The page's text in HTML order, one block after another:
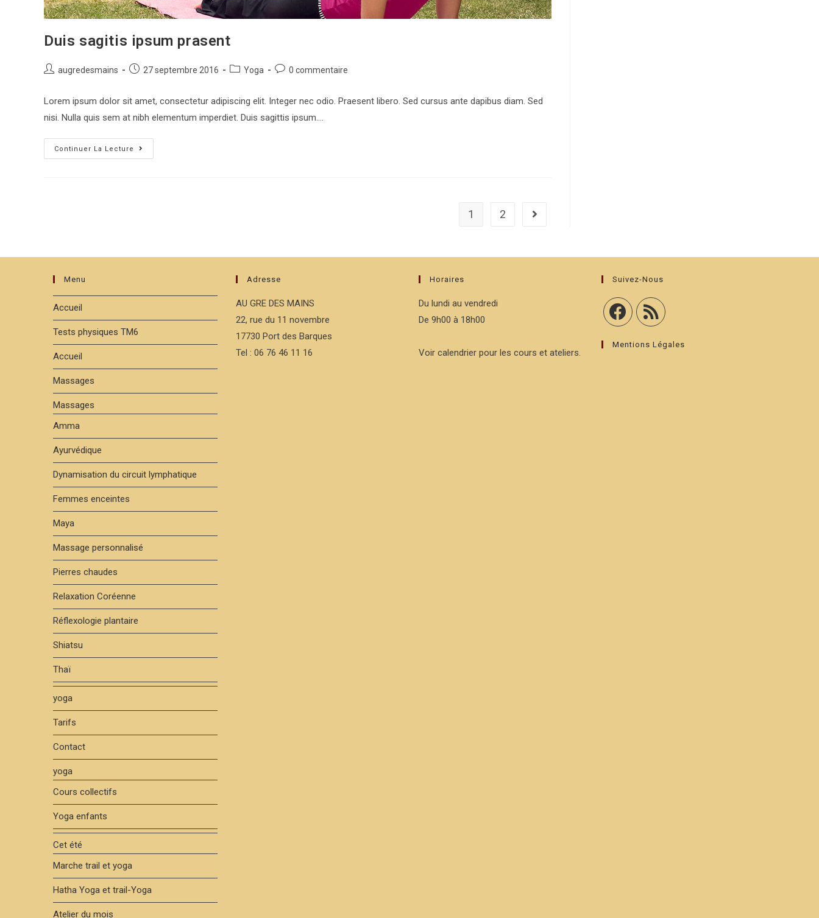
Duis sagitis ipsum prasent
Auteur/autrice
publication :
augredesmains
Publication
27 septembre 2016
PostYoga
Commentaires
publication :
0 commentaire
Lorem ipsum dolor sit amet, consectetur adipiscing elit. Integer nec odio. Praesent libero. Sed cursus ante dapibus diam. Sed
nisi. Nulla quis sem at nibh elementum imperdiet. Duis sagittis ipsum.…
Continuer La Lecture
Duis
Sagitis
1 2 Aller à la page suivante
Menu
Accueil
Tests physiques TM6
Accueil
Massages
Massages
Amma
Ayurvédique
Dynamisation du circuit lymphatique
Femmes enceintes
Maya
Massage personnalisé
Pierres chaudes
Relaxation Coréenne
Réflexologie plantaire
Shiatsu
Thaï
yoga
Tarifs
Contact
yoga
Cours collectifs
Yoga enfants
Cet été
Marche trail et yoga
Hatha Yoga et trail-Yoga
Atelier du mois
Adresse
AU GRE DES MAINS
22, rue du 11 novembre
17730 Port des Barques
Tel : 06 76 46 11 16
Horaires
Du lundi au vendredi
De 9h00 à 18h00
Voir calendrier pour les cours et ateliers.
Suivez-Nous
Mentions Légales